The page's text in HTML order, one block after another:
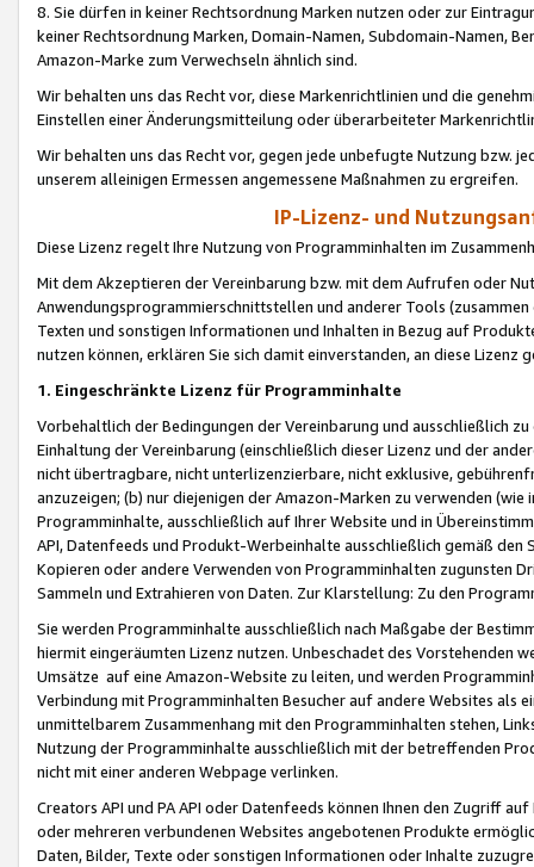
8. Sie dürfen in keiner Rechtsordnung Marken nutzen oder zur
keiner Rechtsordnung Marken, Domain-Namen, Subdomain-Namen,
Amazon-Marke zum Verwechseln ähnlich sind.
Wir behalten uns das Recht vor, diese Markenrichtlinien und die
Einstellen einer Änderungsmitteilung oder überarbeiteter
Wir behalten uns das Recht vor, gegen jede unbefugte Nutzung bzw.
unserem alleinigen Ermessen angemessene Maßnahmen zu ergreifen.
IP-Lizenz- und
Diese Lizenz regelt Ihre Nutzung von Programminhalten im
Mit dem Akzeptieren der Vereinbarung bzw. mit dem Aufrufen oder
Anwendungsprogrammierschnittstellen und anderer Tools (zusammen
Texten und sonstigen Informationen und Inhalten in Bezug auf
nutzen können, erklären Sie sich damit einverstanden, an diese Lizenz
1. Eingeschränkte Lizenz für Programminhalte
Vorbehaltlich der Bedingungen der Vereinbarung und ausschließlich
Einhaltung der Vereinbarung (einschließlich dieser Lizenz und der
nicht übertragbare, nicht unterlizenzierbare, nicht exklusive,
anzuzeigen; (b) nur diejenigen der Amazon-Marken zu verwenden
Programminhalte, ausschließlich auf Ihrer Website und in
API, Datenfeeds und Produkt-Werbeinhalte ausschließlich gemäß
Kopieren oder andere Verwenden von Programminhalten zugunsten
Sammeln und Extrahieren von Daten. Zur Klarstellung: Zu den
Sie werden Programminhalte ausschließlich nach Maßgabe der
hiermit eingeräumten Lizenz nutzen. Unbeschadet des Vorstehenden
Umsätze auf eine Amazon-Website zu leiten, und werden
Verbindung mit Programminhalten Besucher auf andere Websites als
unmittelbarem Zusammenhang mit den Programminhalten stehen,
Nutzung der Programminhalte ausschließlich mit der betreffenden
nicht mit einer anderen Webpage verlinken.
Creators API und PA API oder Datenfeeds können Ihnen den Zugriff
oder mehreren verbundenen Websites angebotenen Produkte
Daten, Bilder, Texte oder sonstigen Informationen oder Inhalte